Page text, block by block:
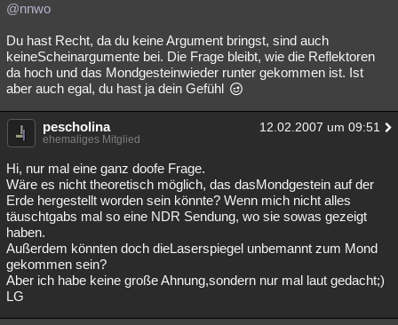
@nnwo
Du hast Recht, da du keine Argument bringst, sind auch
keineScheinargumente bei. Die Frage bleibt, wie die Reflektoren
da hoch und das Mondgesteinwieder runter gekommen ist. Ist
aber auch egal, du hast ja dein Gefühl
pescholina 12.02.2007 um 09:51
ehemaliges Mitglied
Hi, nur mal eine ganz doofe Frage.
Wäre es nicht theoretisch möglich, das dasMondgestein auf der
Erde hergestellt worden sein könnte? Wenn mich nicht alles
täuschtgabs mal so eine NDR Sendung, wo sie sowas gezeigt
haben.
Außerdem könnten doch dieLaserspiegel unbemannt zum Mond
gekommen sein?
Aber ich habe keine große Ahnung,sondern nur mal laut gedacht;)
LG